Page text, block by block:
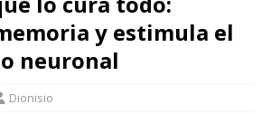
y estimula el
neuronal
Dionisio